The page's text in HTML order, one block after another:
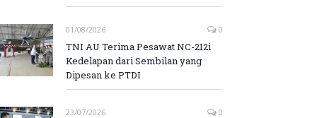
01/08/2026 0
TNI AU Terima Pesawat NC-212i
Kedelapan dari Sembilan yang
Dipesan ke PTDI
23/07/2026 0